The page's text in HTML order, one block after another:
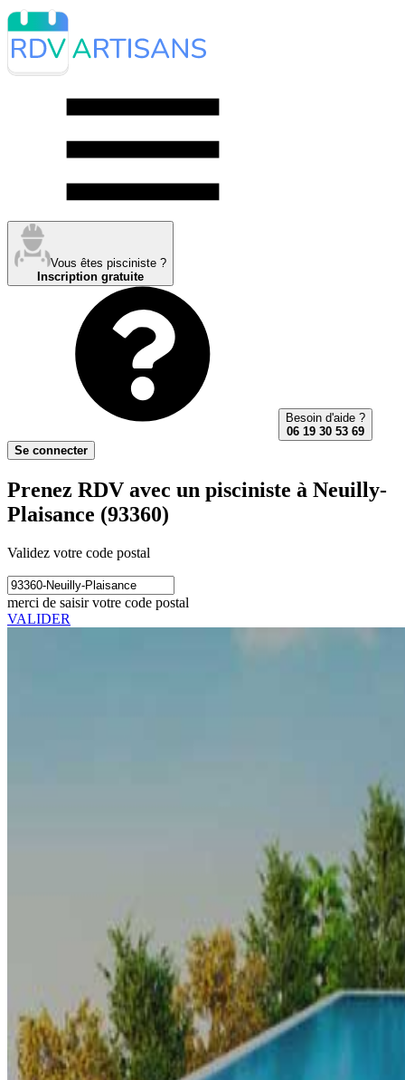
Vous êtes pisciniste ?
Inscription gratuite
Besoin d'aide ?
06 19 30 53 69
Se connecter
Prenez RDV avec un pisciniste à Neuilly-
Plaisance (93360)
Validez votre code postal
merci de saisir votre code postal
VALIDER